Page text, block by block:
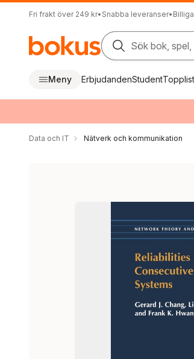
Fri frakt över 249 kr• Snabba leveranser•
Sök bok,
Meny ErbjudandenStudent
Data och IT Nätverk och kommunikation